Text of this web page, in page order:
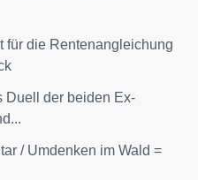
für die Rentenangleichung
Duell der beiden Ex-
/ Umdenken im Wald =